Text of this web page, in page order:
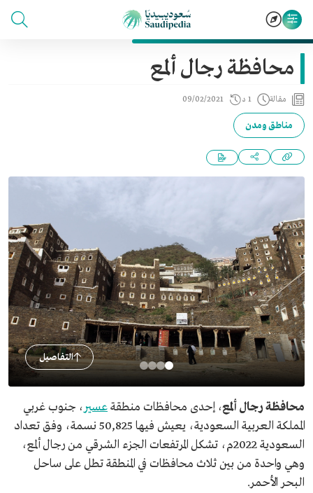
محافظة رجال ألمع
مقالة 1 د 09/02/2021
مناطق ومدن
التفاصيل
محافظة رجال ألمع، إحدى محافظات منطقةعسير، جنوب غربي
المملكة العربية السعودية، يعيش فيها 50,825 نسمة، وفق تعداد
السعودية 2022م، تشكل المرتفعات الجزء الشرقي من رجال ألمع،
وهي واحدة من بين ثلاث محافظات في المنطقة تطل على ساحل
البحر الأحمر.